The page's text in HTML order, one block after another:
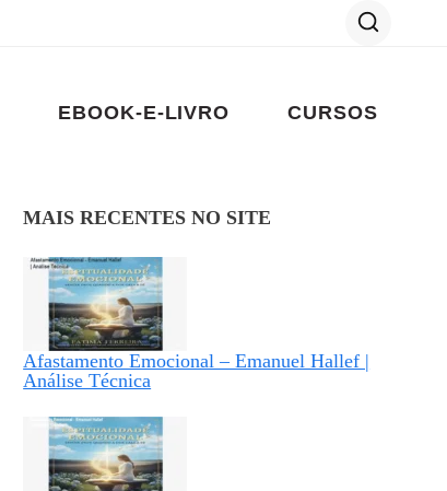
EBOOK-E-LIVRO CURSOS
MAIS RECENTES NO SITE
Afastamento Emocional – Emanuel Hallef |
Análise Técnica